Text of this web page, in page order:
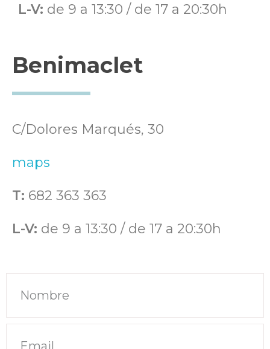
L-V: de 9 a 13:30 / de 17 a 20:30h
Benimaclet
C/Dolores Marqués, 30
maps
T: 682 363 363
L-V: de 9 a 13:30 / de 17 a 20:30h